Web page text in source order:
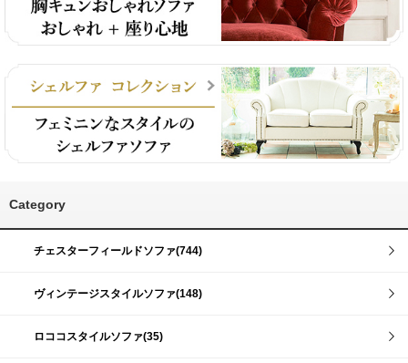
Category
チェスターフィールドソファ(744)
ヴィンテージスタイルソファ(148)
ロココスタイルソファ(35)